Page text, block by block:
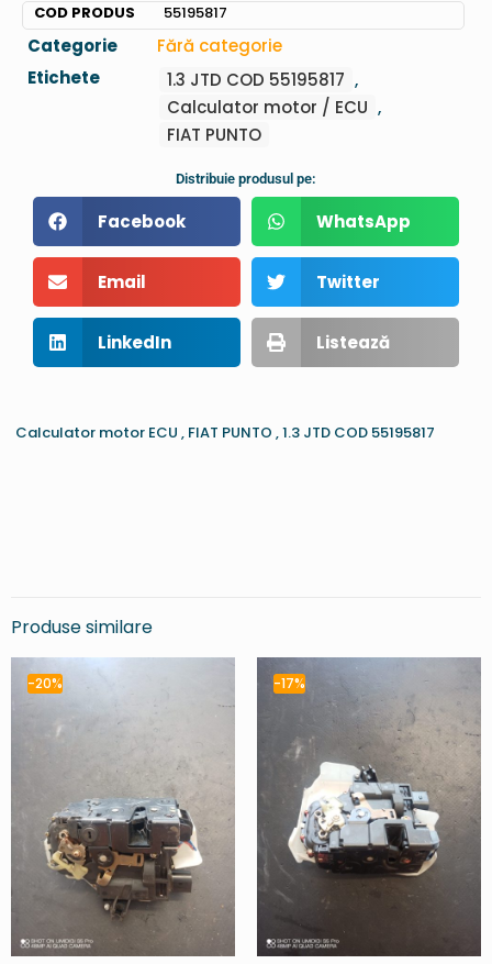
COD PRODUS 55195817
Categorie
Fără categorie
Etichete
1.3 JTD COD 55195817 ,
Calculator motor / ECU ,
FIAT PUNTO
Distribuie produsul pe:
Facebook WhatsApp
Email Twitter
LinkedIn Listează
Calculator motor ECU , FIAT PUNTO , 1.3 JTD COD 55195817
Produse similare
-20% -17%